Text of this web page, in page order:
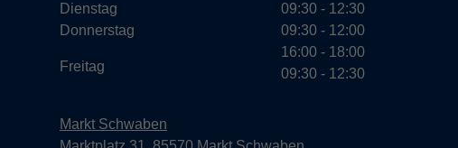
Dienstag
Donnerstag
Freitag
09:30 - 12:30
09:30 - 12:00
16:00 - 18:00
09:30 - 12:30
Markt Schwaben